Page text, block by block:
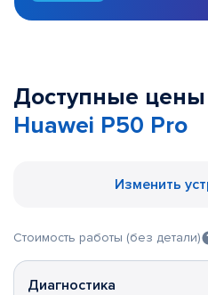
Доступные
Huawei P50 Pro
Изменить
Стоимость работы (без детали)
Диагностика